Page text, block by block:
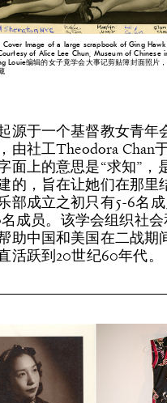
Cover Image of a large scrapbook of Ging
of Alice Lee Chun, Museum of Chinese
Louie编辑的女子竟学会大事记剪贴簿封面照片
源于一个基督教女青年
由社工Theodora Chan
面上的意思是“求知”，
的，旨在让她们在那里
部成立之初只有5-6名
成员。该学会组织社会
助中国和美国在二战期
活跃到20世纪60年代。